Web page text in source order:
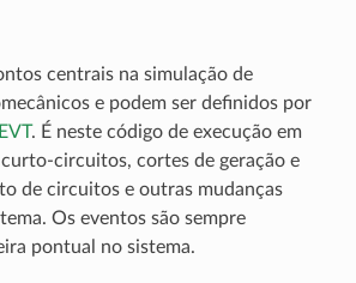
centrais na simulação de
e podem ser definidos por
. É neste código de execução em
circuitos, cortes de geração e
de circuitos e outras mudanças
Os eventos são sempre
pontual no sistema.